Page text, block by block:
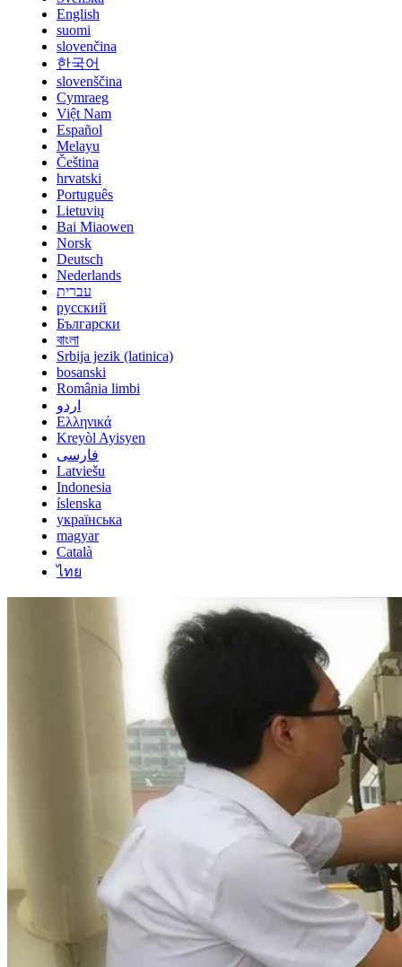
English
suomi
slovenčina
한국어
slovenščina
Cymraeg
Việt Nam
Español
Melayu
Čeština
hrvatski
Português
Lietuvių
Bai Miaowen
Norsk
Deutsch
Nederlands
עברית
русский
Български
বাংলা
Srbija jezik (latinica)
bosanski
România limbi
اردو
Ελληνικά
Kreyòl Ayisyen
فارسی
Latviešu
Indonesia
íslenska
українська
magyar
Català
ไทย